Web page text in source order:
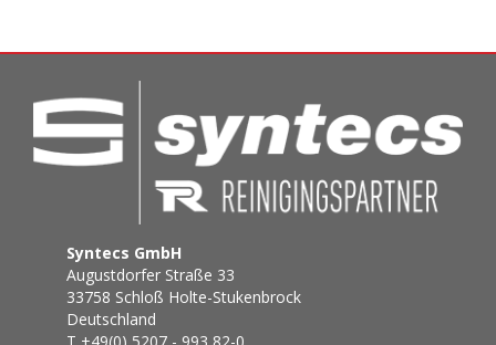
Syntecs GmbH
Augustdorfer Straße 33
33758 Schloß Holte-Stukenbrock
Deutschland